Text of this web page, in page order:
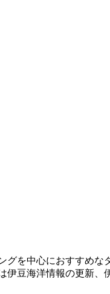
を中心におすすめ
豆海洋情報の更新、